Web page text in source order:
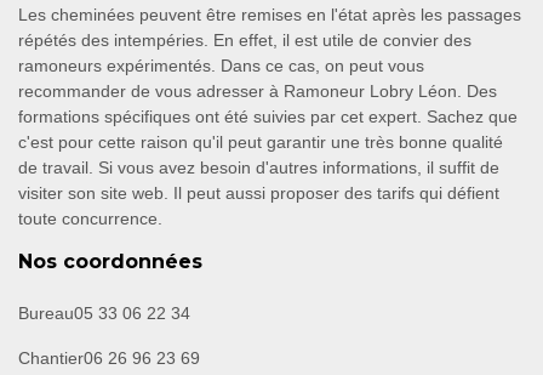
Les cheminées peuvent être remises en l'état après les passages
répétés des intempéries. En effet, il est utile de convier des
ramoneurs expérimentés. Dans ce cas, on peut vous
recommander de vous adresser à Ramoneur Lobry Léon. Des
formations spécifiques ont été suivies par cet expert. Sachez que
c'est pour cette raison qu'il peut garantir une très bonne qualité
de travail. Si vous avez besoin d'autres informations, il suffit de
visiter son site web. Il peut aussi proposer des tarifs qui défient
toute concurrence.
Nos coordonnées
Bureau05 33 06 22 34
Chantier06 26 96 23 69